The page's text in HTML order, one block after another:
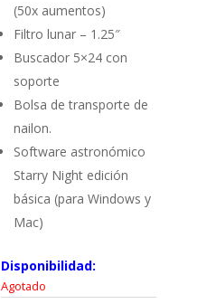
(50x aumentos)
Filtro lunar – 1.25″
Buscador 5×24 con
soporte
Bolsa de transporte de
nailon.
Software astronómico
Starry Night edición
básica (para Windows y
Mac)
Disponibilidad:
Agotado